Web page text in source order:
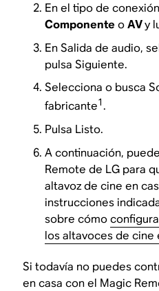
En el tipo de
Componente oAVy
En Salida de audio,
pulsa Siguiente.
Selecciona o busca
fabricante1.
Pulsa Listo.
A continuación,
Remote de LG para
altavoz de cine en
instrucciones
sobre cómo
los altavoces de cine
Si todavía no puedes
en casa con el Magic